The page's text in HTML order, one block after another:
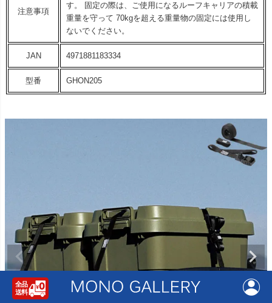
注意事項
す。 固定の際は、ご使用になるルーフキャリアの積載
重量を守って 70kgを超える重量物の固定には使用し
ないでください。
JAN 4971881183334
型番 GHON205